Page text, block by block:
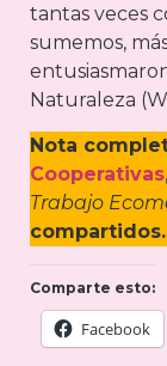
tantas veces
sumemos,
Naturaleza
Nota
Cooperativas
Trabajo
compartidos.
Comparte esto:
Facebook